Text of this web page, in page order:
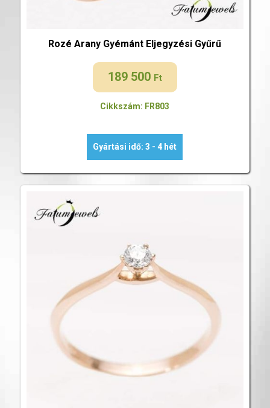
Rozé Arany Gyémánt Eljegyzési Gyűrű
189 500 Ft
Cikkszám: FR803
Gyártási idő: 3 - 4 hét